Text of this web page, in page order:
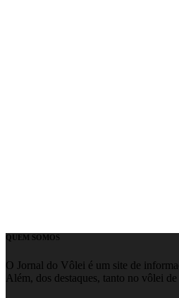
QUEM SOMOS
O Jornal do Vôlei é um site de
Além, dos destaques, tanto no vôlei